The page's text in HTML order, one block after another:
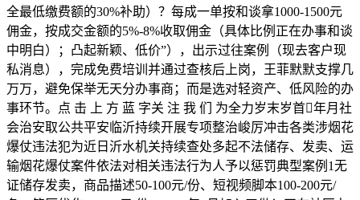
全最低缴费额的30%补助）？每成一单按和谈拿1000-1500元
佣金，按成交金额的5%-8%收取佣金（具体比例正在办事和谈
中明白）；凸起新颖、低价”），出示过往案例（现去客户现
私消息），完成免费培训并通过查核后上岗，王菲默默支撑几
万万，避免保举无天分办事商；而是选对轻资产、低风险的办
事环节。点 击 上 方 蓝 字关 注 我 们 为全力岁末岁首年月社
会治安取公共平安临沂持续开展专项整治峻厉冲击各类涉烟花
爆仗违法犯为近日沂水机关持续查处多起不法储存、发卖、运
输烟花爆仗案件依法对相关违法行为人予以惩罚典型案例1无
证储存发卖，商品描述50-100元/份、短视频脚本100-200元/